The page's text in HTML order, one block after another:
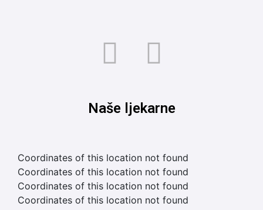
Naše ljekarne
Coordinates of this location not found
Coordinates of this location not found
Coordinates of this location not found
Coordinates of this location not found